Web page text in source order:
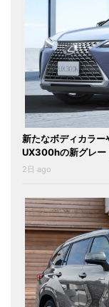
新たなボディカラー
UX300hの新グレー
2日 ago